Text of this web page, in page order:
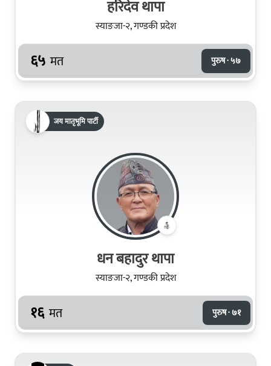
हरिदेव थापा
स्याङजा-२, गण्डकी प्रदेश
६५ मत पुरुष · ५७
जय मातृभूमि पार्टी
धन बहादुर थापा
स्याङजा-२, गण्डकी प्रदेश
१६ मत पुरुष · ७१